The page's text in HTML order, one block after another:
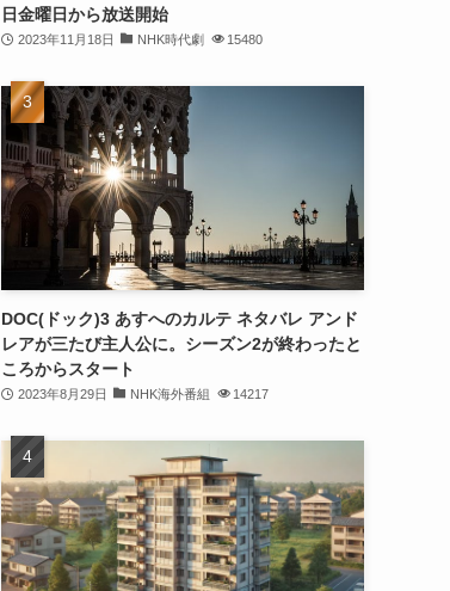
日金曜日から放送開始
2023年11月18日 NHK時代劇 15480
DOC(ドック)3 あすへのカルテ ネタバレ アンド
レアが三たび主人公に。シーズン2が終わったと
ころからスタート
2023年8月29日 NHK海外番組 14217